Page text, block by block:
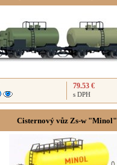
79.53 €
s DPH
Cisternový vůz Zs-w "Minol"